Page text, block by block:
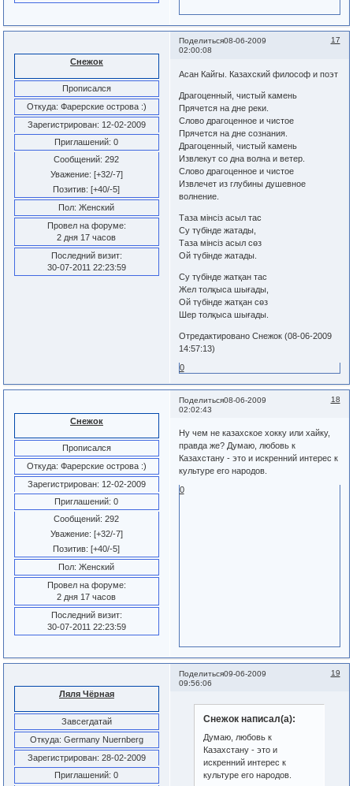
Поделиться 17
08-06-2009
02:00:08
Снежок
Прописался
Откуда: Фарерские острова :)
Зарегистрирован: 12-02-2009
Приглашений: 0
Сообщений: 292
Уважение: [+32/-7]
Позитив: [+40/-5]
Пол: Женский
Провел на форуме:
2 дня 17 часов
Последний визит:
30-07-2011 22:23:59
Асан Кайгы. Казахский философ и поэт
Драгоценный, чистый камень
Прячется на дне реки.
Слово драгоценное и чистое
Прячется на дне сознания.
Драгоценный, чистый камень
Извлекут со дна волна и ветер.
Слово драгоценное и чистое
Извлечет из глубины душевное
волнение.
Таза мінсіз асыл тас
Су түбінде жатады,
Таза мінсіз асыл сөз
Ой түбінде жатады.
Су түбінде жатқан тас
Жел толқыса шығады,
Ой түбінде жатқан сөз
Шер толқыса шығады.
Отредактировано Снежок (08-06-2009
14:57:13)
0
Поделиться 18
08-06-2009
02:02:43
Снежок
Прописался
Откуда: Фарерские острова :)
Зарегистрирован: 12-02-2009
Приглашений: 0
Сообщений: 292
Уважение: [+32/-7]
Позитив: [+40/-5]
Пол: Женский
Провел на форуме:
2 дня 17 часов
Последний визит:
30-07-2011 22:23:59
Ну чем не казахское хокку или хайку,
правда же? Думаю, любовь к
Казахстану - это и искренний интерес к
культуре его народов.
0
Поделиться 19
09-06-2009
09:56:06
Ляля Чёрная
Завсегдатай
Откуда: Germany Nuernberg
Зарегистрирован: 28-02-2009
Приглашений: 0
Снежок написал(а):
Думаю, любовь к
Казахстану - это и
искренний интерес к
культуре его народов.